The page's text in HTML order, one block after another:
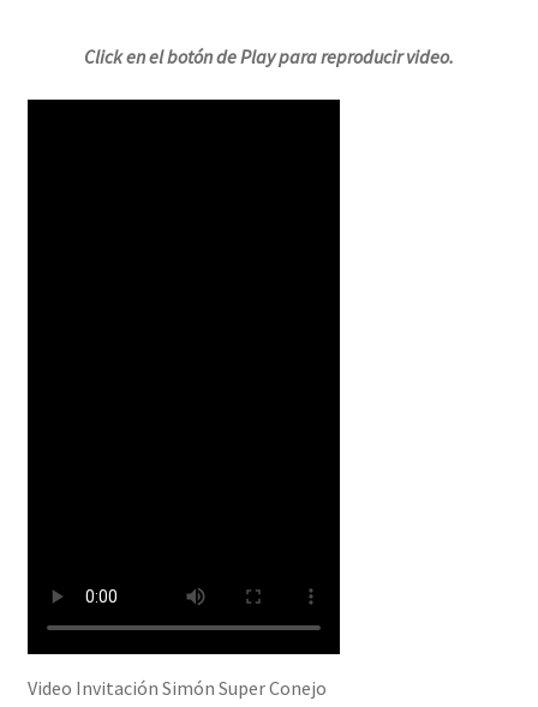
Click en el botón de Play para reproducir video.
Video Invitación Simón Super Conejo